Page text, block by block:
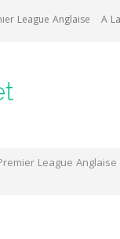
League Anglaise A
League Anglaise